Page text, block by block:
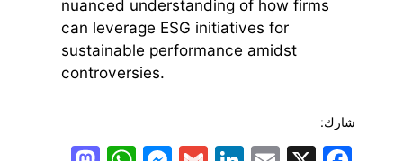
nuanced understanding of how firms
can leverage ESG initiatives for
sustainable performance amidst
controversies.
شارك: